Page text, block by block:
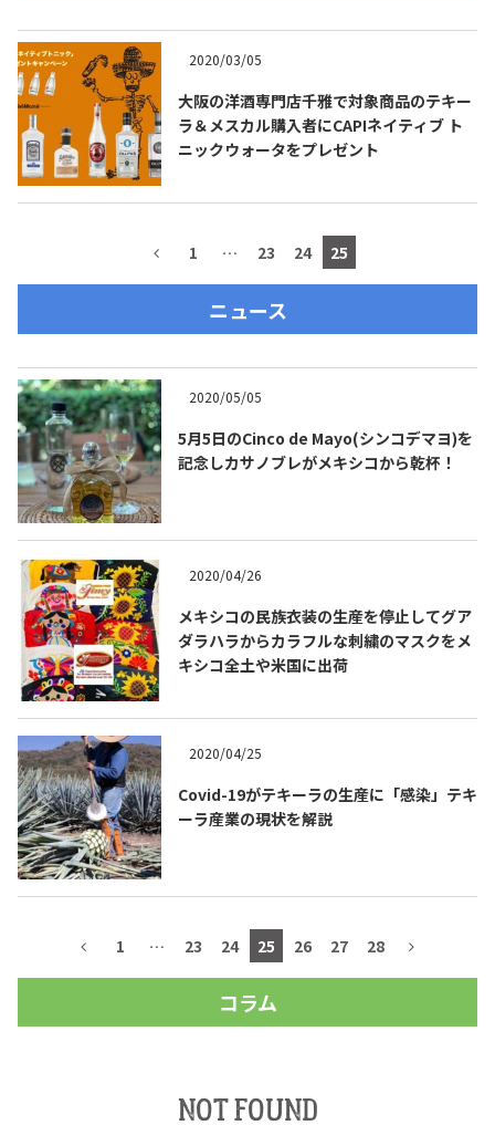
イベント一覧
＆レストラン
お問合せ プライバシーポリシー サイトマップ
2020/03/05
大阪の洋酒専門店千雅で対象商品のテキー
ラ＆メスカル購入者にCAPIネイティブ ト
ニックウォータをプレゼント
1 … 23 24 25
ニュース
2020/05/05
5月5日のCinco de Mayo(シンコデマヨ)を
記念しカサノブレがメキシコから乾杯！
2020/04/26
メキシコの民族衣装の生産を停止してグア
ダラハラからカラフルな刺繍のマスクをメ
キシコ全土や米国に出荷
2020/04/25
Covid-19がテキーラの生産に「感染」テキ
ーラ産業の現状を解説
1 … 23 24 25 26 27 28
コラム
NOT FOUND